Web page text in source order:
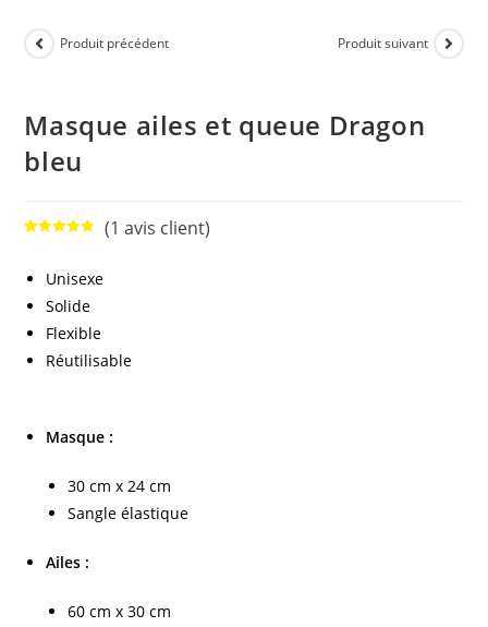
Produit précédent Produit suivant
Masque ailes et queue Dragon
bleu
basé sur
notation
client
(1 avis client)
Unisexe
Solide
Flexible
Réutilisable
Masque :
30 cm x 24 cm
Sangle élastique
Ailes :
60 cm x 30 cm